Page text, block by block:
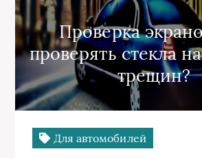
Проверка
проверять стекла
трещин?
Для автомобилей